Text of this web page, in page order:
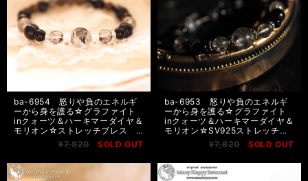
ba-6954 怒りや負のエネルギ
ーから身を護る☆グラファイト
inクォーツ＆ハーキマーダイヤ＆
モリオン☆ストレッチブレス
ネコポス送料無料
¥7,820 SOLD OUT
ba-6953 怒りや負のエネルギ
ーから身を護る☆グラファイト
inクォーツ＆ハーキマーダイヤ＆
モリオン☆SV925ストレッチブ
レス ネコポス送料無料
¥7,820 SOLD OUT